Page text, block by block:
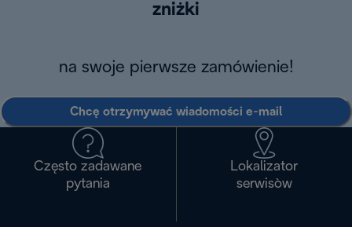
zniżki
na swoje pierwsze zamówienie!
Chcę otrzymywać wiadomości e-mail
Często zadawane
pytania
Lokalizator
serwisòw